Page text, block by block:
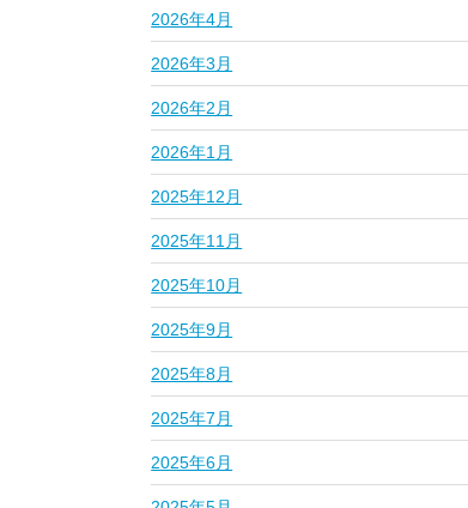
2026年4月
2026年3月
2026年2月
2026年1月
2025年12月
2025年11月
2025年10月
2025年9月
2025年8月
2025年7月
2025年6月